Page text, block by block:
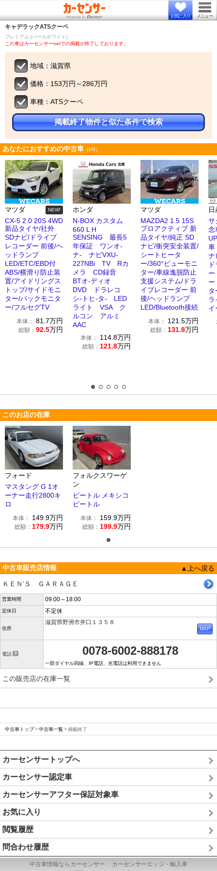
お気に入り メニュー
キャデラックATSクーペ
プレミアム (パールホワイト)
この車はカーセンサーnetでの掲載が終了しております。
地域：滋賀県
価格：153万円～286万円
車種：ATSクーペ
掲載終了物件と似た条件で検索
あなたにおすすめの中古車 ［PR］
マツダ NEW!
CX-5 2.0 20S 4WD
新品タイヤ/社外
SDナビ/ドライブ
レコーダー 前後/ヘ
ッドランプ
LED/ETC/EBD付
ABS/横滑り防止装
置/アイドリングス
トップ/サイドモニ
ター/バックモニタ
ー/フルセグTV
本体： 81.7万円
総額： 92.5万円
ホンダ
N-BOX カスタム
660 L H
SENSING 最長5
年保証 ワンオ-
ナ- ナビVXU-
227NBi TV Rカ
メラ CD録音
BTオ-ディオ
DVD ドラレコ
シ-トヒ-タ- LED
ライト VSA ク
ルコン アルミ
AAC
本体： 114.8万円
総額： 121.8万円
マツダ
MAZDA2 1.5 15S
プロアクティブ 新
品タイヤ/純正 SD
ナビ/衝突安全装置/
シートヒータ
ー/360°ビューモニ
ター/車線逸脱防止
支援システム/ドラ
イブレコーダー 前
後/ヘッドランプ
LED/Bluetooth接続
本体： 121.5万円
総額： 131.8万円
日
サ
念
イ
このお店の在庫
フォード
マスタング G 1オ
ーナー走行2800キ
ロ
本体： 149.9万円
総額： 179.9万円
フォルクスワーゲ
ン
ビートル メキシコ
ビートル
本体： 159.9万円
総額： 199.9万円
中古車販売店情報
▲上へ戻る
ＫＥＮ’Ｓ ＧＡＲＡＧＥ
営業時間 09:00～18:00
定休日 不定休
住所
滋賀県野洲市井口１３５８
電話 0078-6002-888178
一部ダイヤル回線、IP電話、光電話は利用できません
この販売店の在庫一覧
中古車トップ 中古車一覧 掲載終了
カーセンサートップへ
カーセンサー認定車
カーセンサーアフター保証対象車
お気に入り
閲覧履歴
問合わせ履歴
中古車情報ならカーセンサー
カーセンサーエッジ・輸入車